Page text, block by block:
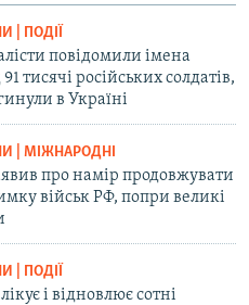
| ПОДІЇ
повідомили імена
тисячі російських солдатів,
в Україні
| МІЖНАРОДНІ
про намір продовжувати
військ РФ, попри великі
| ПОДІЇ
і відновлює сотні